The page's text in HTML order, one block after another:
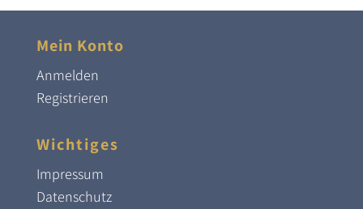
Mein Konto
Anmelden
Registrieren
Wichtiges
Impressum
Datenschutz